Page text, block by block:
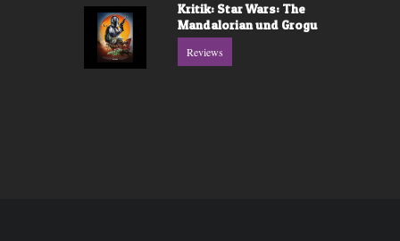
Kritik: Star Wars: The
Mandalorian und Grogu
Reviews